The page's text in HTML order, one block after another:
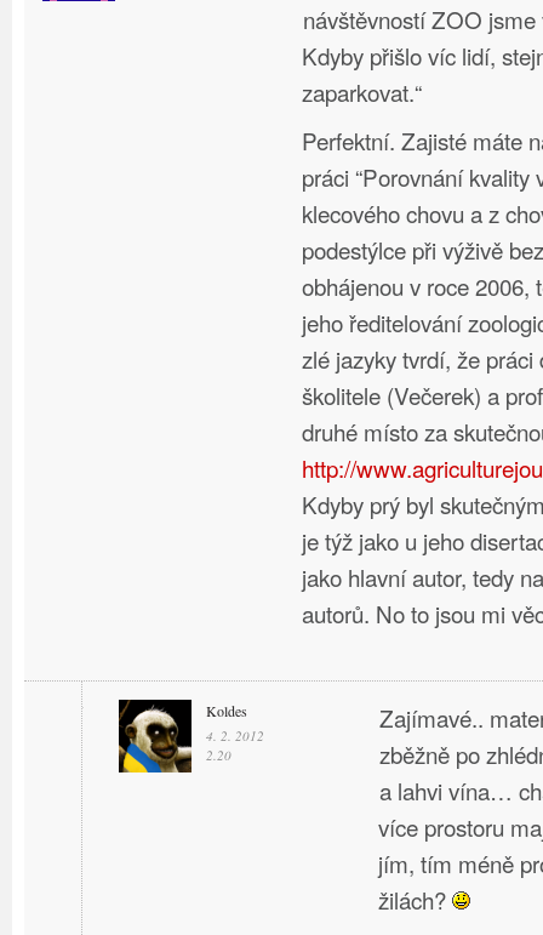
návštěvností ZOO
Kdyby přišlo víc lidí,
zaparkovat.“
Perfektní. Zajisté máte
práci “Porovnání kvality
klecového chovu a z
podestýlce při výživě
obhájenou v roce 2006,
jeho ředitelování
zlé jazyky tvrdí, že práci
školitele (Večerek) a
druhé místo za
http://
Kdyby prý byl
je týž jako u jeho
jako hlavní autor, tedy
autorů. No to jsou mi
Koldes
4. 2. 2012
2.20
Zajímavé..
zběžně po
a lahvi vína…
více prostoru
jím, tím méně
žilách?